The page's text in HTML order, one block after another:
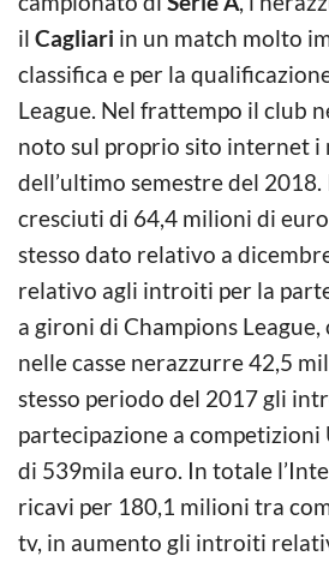
il Cagliari in un match molto
classifica e per la
League. Nel frattempo il club
noto sul proprio sito internet
dell’ultimo semestre del
cresciuti di 64,4 milioni di
stesso dato relativo a
relativo agli introiti per la
a gironi di Champions
nelle casse nerazzurre 42,5
stesso periodo del 2017 gli
partecipazione a competizioni
di 539mila euro. In totale
ricavi per 180,1 milioni tra
tv, in aumento gli introiti